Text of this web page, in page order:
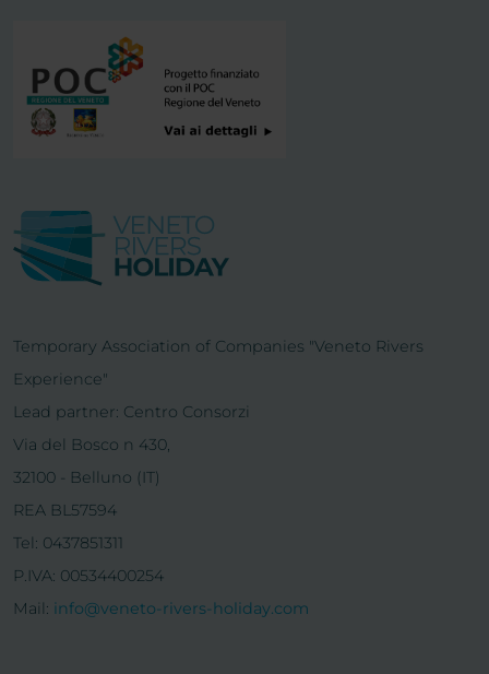
Temporary Association of Companies "Veneto Rivers
Experience"
Lead partner: Centro Consorzi
Via del Bosco n 430,
32100 - Belluno (IT)
REA BL57594
Tel: 0437851311
P.IVA: 00534400254
Mail: info@veneto-rivers-holiday.com